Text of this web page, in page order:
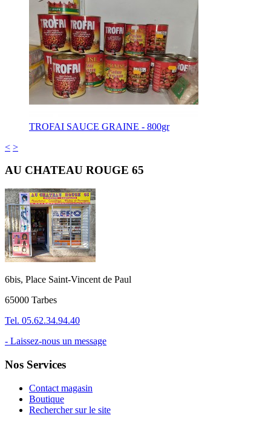
TROFAI SAUCE GRAINE - 800gr
< >
AU CHATEAU ROUGE 65
6bis, Place Saint-Vincent de Paul
65000 Tarbes
Tel. 05.62.34.94.40
- Laissez-nous un message
Nos Services
Contact magasin
Boutique
Rechercher sur le site